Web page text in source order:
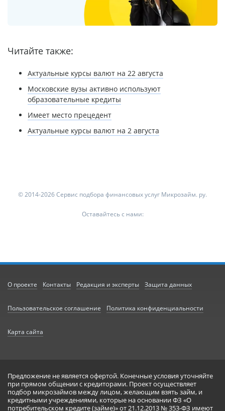
Читайте также:
Актуальные курсы валют на 22 августа
Московские вузы активно используют
образовательные кредиты
Имеет место прецедент
Актуальные курсы валют на 2 августа
© 2014-2026 Сервис подбора финансовых услуг Микрозайм. ру.
Оставайтесь с нами:
О проекте Контакты Редакция и эксперты Защита данных
Пользовательское соглашение Политика конфиденциальности
Карта сайта
Предложение не является офертой. Конечные условия уточняйте
при прямом общении с кредиторами. Проект осуществляет
подбор микрозаймов между лицом, желающим взять займ, и
кредитными учреждениями, которые на основании ФЗ «О
потребительском кредите (займе)» от 21.12.2013 № 353-ФЗ имеют